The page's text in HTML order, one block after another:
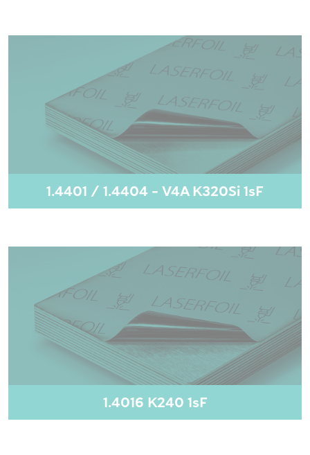
1.4401 / 1.4404 - V4A K320Si 1sF
1.4016 K240 1sF